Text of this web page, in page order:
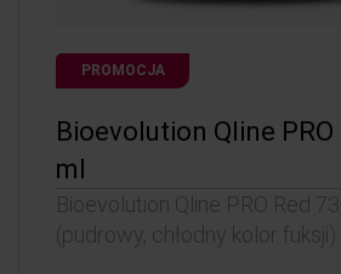
PROMOCJA
Bioevolution Qline PRO
ml
Bioevolution Qline PRO Red
(pudrowy, chłodny kolor fuksji)